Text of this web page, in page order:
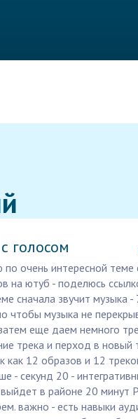
голосом
очень интересной теме
на ютуб - поделюсь
сначала звучит музыка -
чтобы музыка не
еще даем немного
трека и перход в новый
как 12 образов и 12
- секунд 20 -
в районе 20 минут
важно - есть навыки